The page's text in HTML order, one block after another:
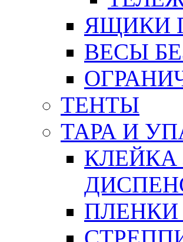
ЯЩИКИ
ВЕСЫ
ТЕНТЫ
ТАРА И